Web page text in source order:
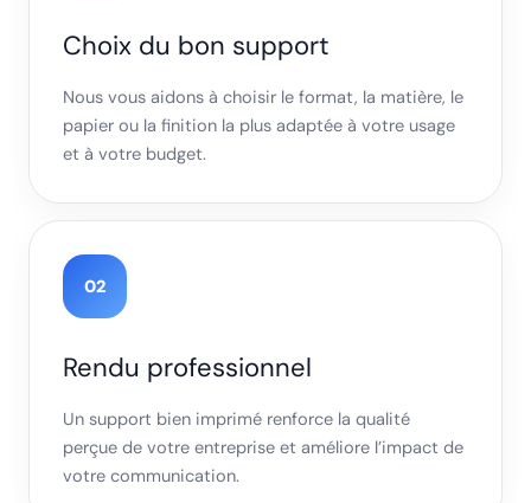
Choix du bon support
Nous vous aidons à choisir le format, la matière, le
papier ou la finition la plus adaptée à votre usage
et à votre budget.
02
Rendu professionnel
Un support bien imprimé renforce la qualité
perçue de votre entreprise et améliore l’impact de
votre communication.